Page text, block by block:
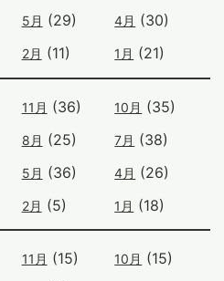
5月 (29) 4月 (30)
2月 (11) 1月 (21)
11月 (36) 10月 (35)
8月 (25) 7月 (38)
5月 (36) 4月 (26)
2月 (5) 1月 (18)
11月 (15) 10月 (15)